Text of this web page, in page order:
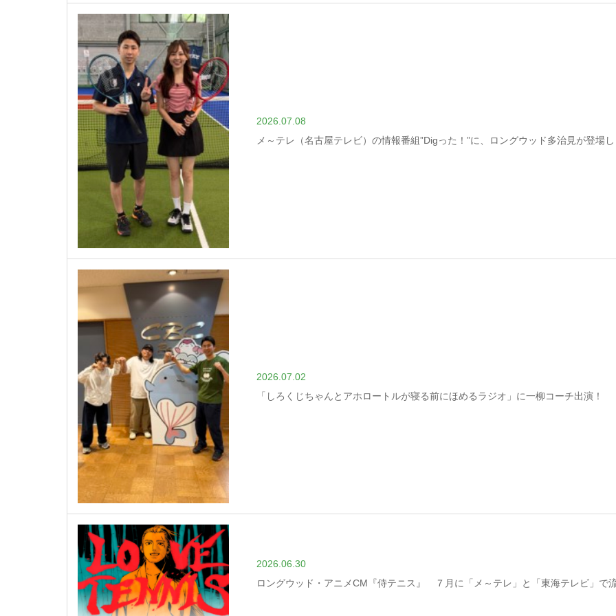
2026.07.08
メ～テレ（名古屋テレビ）の情報番組”Digった！”に、ロングウッド多治見が登場
2026.07.02
「しろくじちゃんとアホロートルが寝る前にほめるラジオ」に一柳コーチ出演！
2026.06.30
ロングウッド・アニメCM『侍テニス』 ７月に「メ～テレ」と「東海テレビ」で